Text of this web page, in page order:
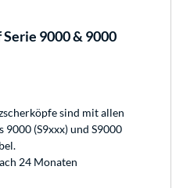
9000 & 9000
sind mit allen
9000 (S9xxx) und S9000
24 Monaten